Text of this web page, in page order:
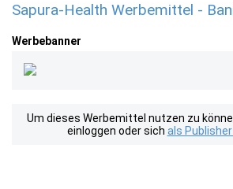
Sapura-Health Werbemittel -
Werbebanner
Um dieses Werbemittel nutzen zu
einloggen oder sich als